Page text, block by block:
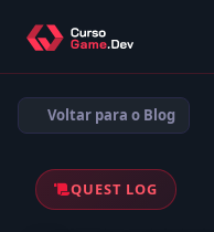
Voltar para o Blog
QUEST LOG